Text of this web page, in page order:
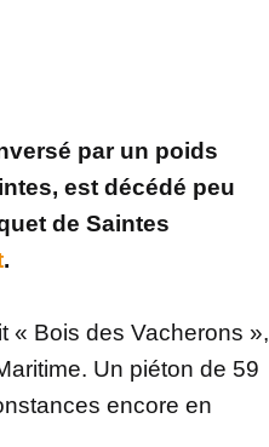
par un poids
est décédé peu
de Saintes
.
« Bois des Vacherons »,
Un piéton de 59
encore en